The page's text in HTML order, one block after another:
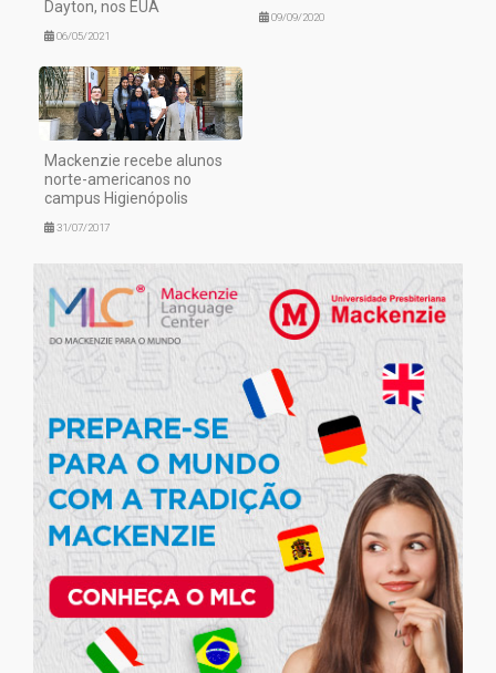
Dayton, nos EUA
06/05/2021
09/09/2020
Mackenzie recebe alunos
norte-americanos no
campus Higienópolis
31/07/2017